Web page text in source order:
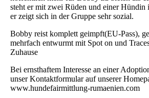
steht er mit zwei Rüden und einer Hündin
er zeigt sich in der Gruppe sehr sozial.
Bobby reist komplett geimpft(EU-Pass),
mehrfach entwurmt mit Spot on und
Zuhause
Bei ernsthaftem Interesse an einer
unser Kontaktformular auf unserer
www.hundefairmittlung-rumaenien.com